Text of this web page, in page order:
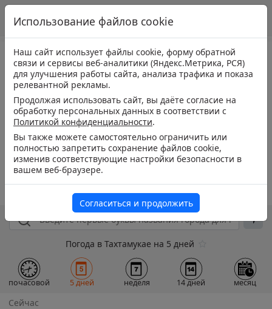
Погода в Тахтамукае на 5 дней
почасовой 5 дней неделя 14 дней месяц
Сейчас
Использование файлов cookie
Наш сайт использует файлы cookie, форму обратной
связи и сервисы веб-аналитики (Яндекс.Метрика, РСЯ)
для улучшения работы сайта, анализа трафика и показа
релевантной рекламы.
Продолжая использовать сайт, вы даёте согласие на
обработку персональных данных в соответствии с
Политикой конфиденциальности.
Вы также можете самостоятельно ограничить или
полностью запретить сохранение файлов cookie,
изменив соответствующие настройки безопасности в
вашем веб-браузере.
Согласиться и продолжить